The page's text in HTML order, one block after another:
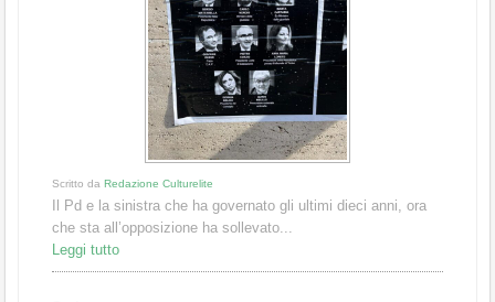
Scritto da Redazione Culturelite
Il Pd e la sinistra che ha governato gli ultimi dieci anni, ora
che sta all’opposizione ha sollevato...
Leggi tutto